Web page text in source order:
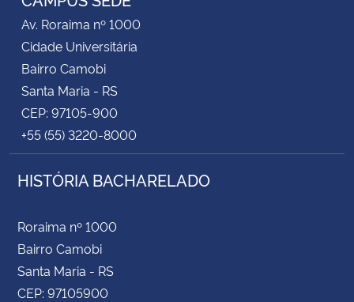
Av. Roraima nº 1000
Cidade Universitária
Bairro Camobi
Santa Maria - RS
CEP: 97105-900
+55 (55) 3220-8000
HISTÓRIA BACHARELADO
Roraima nº 1000
Bairro Camobi
Santa Maria - RS
CEP: 97105900